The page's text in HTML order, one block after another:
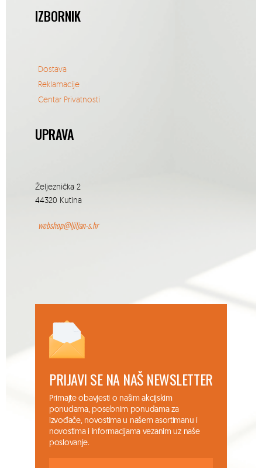
IZBORNIK
Dostava
Reklamacije
Centar Privatnosti
UPRAVA
Željeznička 2
44320 Kutina
webshop@ljiljan-s.hr
PRIJAVI SE NA NAŠ NEWSLETTER
Primajte obavjesti o našim akcijskim
ponudama, posebnim ponudama za
izvođače, novostima u našem asortimanu i
novostima i informacijama vezanim uz naše
poslovanje.